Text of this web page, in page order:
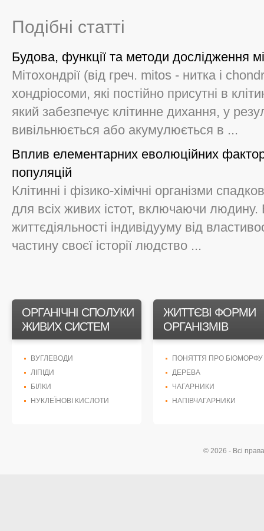
Подібні статті
Будова, функції та методи дослідження
Мітохондрії (від греч. mitos - нитка і
хондріосоми, які постійно присутні в
який забезпечує клітинне дихання, у
вивільнюється або акумулюється в ...
Вплив елементарних еволюційних
популяцій
Клітинні і фізико-хімічні організми
для всіх живих істот, включаючи
життєдіяльності індивідууму від
частину своєї історії людство ...
ОРГАНІЧНІ СПОЛУКИ
ЖИВИХ СИСТЕМ
ВУГЛЕВОДИ
ЛІПІДИ
БІЛКИ
НУКЛЕЇНОВІ КИСЛОТИ
ЖИТТЄВІ ФОРМИ
ОРГАНІЗМІВ
ПОНЯТТЯ ПРО БІОМОРФУ
ДЕРЕВА
ЧАГАРНИКИ
НАПІВЧАГАРНИКИ
© 2026 - Всі